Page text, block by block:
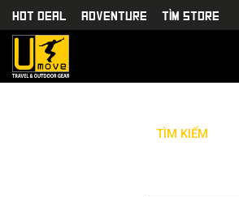
HOT DEAL Adventure TÌm Store
TÌM KIẾM